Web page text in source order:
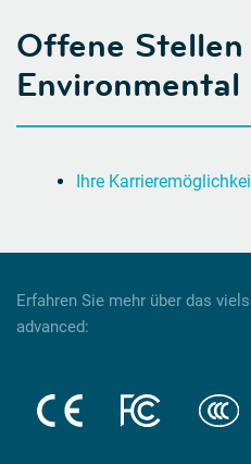
Offene
Ihre
Erfahren Sie mehr über das
advanced: